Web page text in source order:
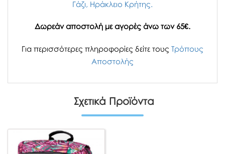
Γάζι, Ηράκλειο Κρήτης.
Δωρεάν αποστολή με αγορές άνω των 65€.
Για περισσότερες πληροφορίες δείτε τους Τρόπους
Αποστολής
Σχετικά Προϊόντα